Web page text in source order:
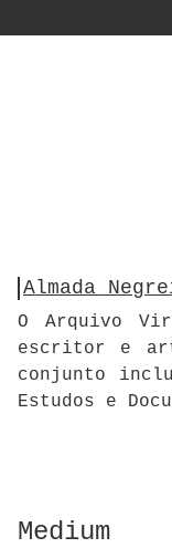
Almada
O Arquivo
escritor e
conjunto
Estudos e
Medium